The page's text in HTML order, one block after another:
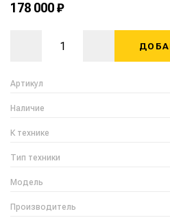
Артикул
Наличие
К технике
Тип техники
Модель
Производитель
178 000 ₽